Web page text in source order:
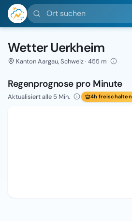
Ort suchen
Wetter Uerkheim
Kanton Aargau, Schweiz · 455 m
Regenprognose pro Minute
Aktualisiert alle 5 Min. 4h freischalten